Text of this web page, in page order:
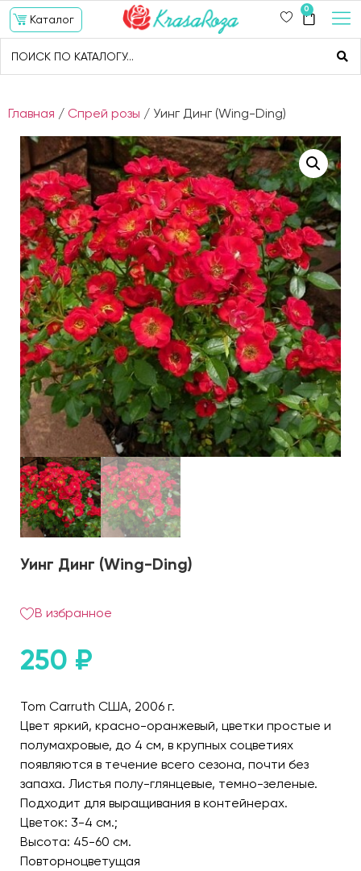
Каталог
0
Главная / Спрей розы / Уинг Динг (Wing-Ding)
Уинг Динг (Wing-Ding)
В избранное
250 ₽
Tom Carruth США, 2006 г.
Цвет яркий, красно-оранжевый, цветки простые и
полумахровые, до 4 см, в крупных соцветиях
появляются в течение всего сезона, почти без
запаха. Листья полу-глянцевые, темно-зеленые.
Подходит для выращивания в контейнерах.
Цветок: 3-4 см.;
Высота: 45-60 см.
Повторноцветущая